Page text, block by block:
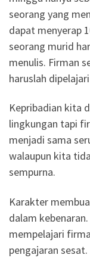
seorang yang
dapat menyerap
seorang murid
menulis. Firman
haruslah
Kepribadian kita
lingkungan tapi
menjadi sama
walaupun kita
sempurna.
Karakter
dalam
mempelajari
pengajaran